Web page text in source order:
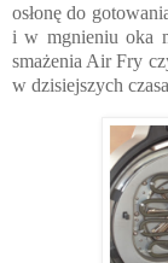
osłonę do
i w mgnieniu oka
smażenia Air Fry
w dzisiejszych